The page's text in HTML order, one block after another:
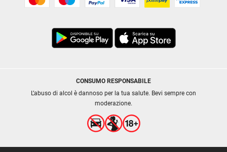
CONSUMO RESPONSABILE
L’abuso di alcol è dannoso per la tua salute. Bevi sempre con
moderazione.